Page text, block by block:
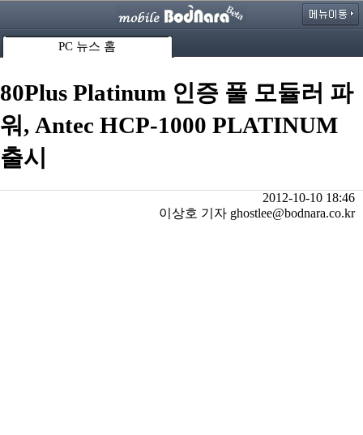
PC 뉴스 홈
80Plus Platinum 인증 풀 모듈러 파
워, Antec HCP-1000 PLATINUM
출시
2012-10-10 18:46
이상호 기자 ghostlee@bodnara.co.kr